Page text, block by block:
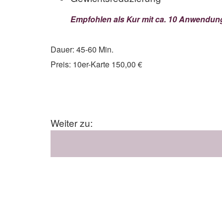
Empfohlen als Kur mit ca. 10
Dauer: 45-60 Min.
Preis: 10er-Karte 150,00 €
Weiter zu: